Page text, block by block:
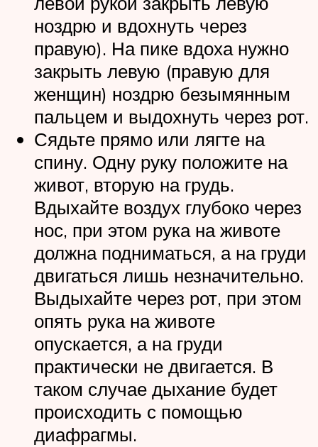
ноздрю и вдохнуть через
правую). На пике вдоха нужно
закрыть левую (правую для
женщин) ноздрю безымянным
пальцем и выдохнуть через рот.
Сядьте прямо или лягте на
спину. Одну руку положите на
живот, вторую на грудь.
Вдыхайте воздух глубоко через
нос, при этом рука на животе
должна подниматься, а на груди
двигаться лишь незначительно.
Выдыхайте через рот, при этом
опять рука на животе
опускается, а на груди
практически не двигается. В
таком случае дыхание будет
происходить с помощью
диафрагмы.